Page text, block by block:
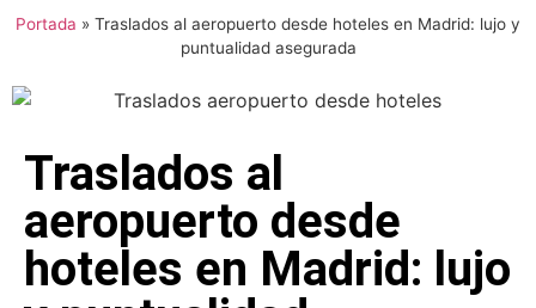
Portada » Traslados al aeropuerto desde hoteles en Madrid: lujo y
puntualidad asegurada
Traslados al
aeropuerto desde
hoteles en Madrid: lujo